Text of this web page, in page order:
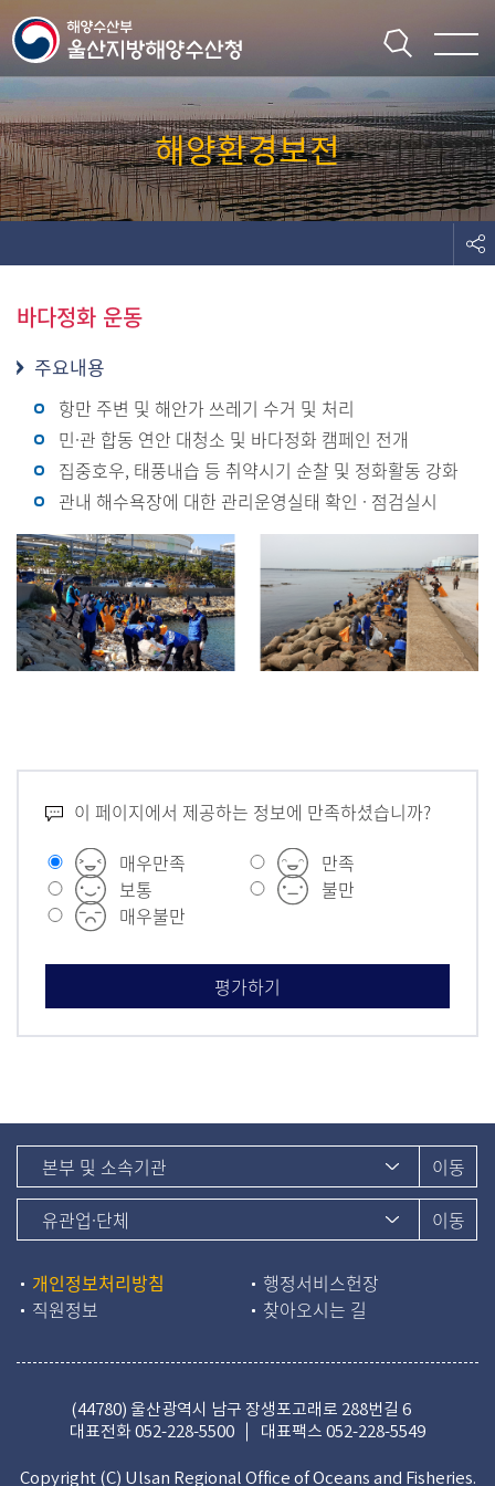
해양환경보전
바다정화 운동
주요내용
항만 주변 및 해안가 쓰레기 수거 및 처리
민·관 합동 연안 대청소 및 바다정화 캠페인 전개
집중호우, 태풍내습 등 취약시기 순찰 및 정화활동 강화
관내 해수욕장에 대한 관리운영실태 확인 · 점검실시
이 페이지에서 제공하는 정보에 만족하셨습니까?
매우만족
만족
보통
불만
매우불만
개인정보처리방침
행정서비스헌장
직원정보
찾아오시는 길
(44780) 울산광역시 남구 장생포고래로 288번길 6
대표전화052-228-5500 대표팩스 052-228-5549
Copyright (C) Ulsan Regional Office of Oceans and Fisheries.